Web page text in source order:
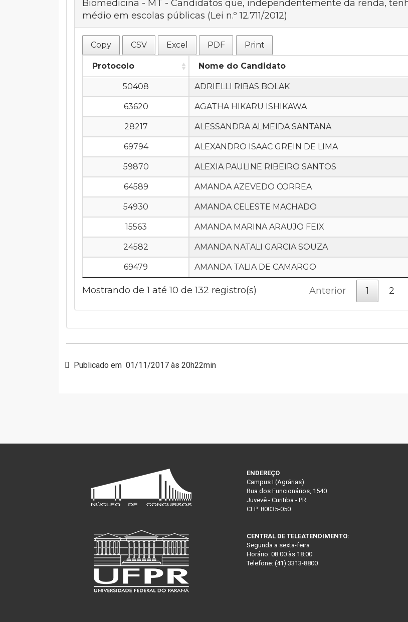
Biomedicina - MT - Candidatos que, independentemente da renda,
médio em escolas públicas (Lei n.º 12.711/2012)
Copy CSV Excel PDF Print
Protocolo Nome do Candidato
50408 ADRIELLI RIBAS BOLAK
63620 AGATHA HIKARU ISHIKAWA
28217 ALESSANDRA ALMEIDA SANTANA
69794 ALEXANDRO ISAAC GREIN DE LIMA
59870 ALEXIA PAULINE RIBEIRO SANTOS
64589 AMANDA AZEVEDO CORREA
54930 AMANDA CELESTE MACHADO
15563 AMANDA MARINA ARAUJO FEIX
24582 AMANDA NATALI GARCIA SOUZA
69479 AMANDA TALIA DE CAMARGO
Mostrando de 1 até 10 de 132 registro(s) Anterior 1 2
Publicado em 01/11/2017 às 20h22min
ENDEREÇO
Campus I (Agrárias)
Rua dos Funcionários, 1540
Juvevê - Curitiba - PR
CEP: 80035-050
CENTRAL DE TELEATENDIMENTO:
Segunda a sexta-feira
Horário: 08:00 às 18:00
Telefone: (41) 3313-8800